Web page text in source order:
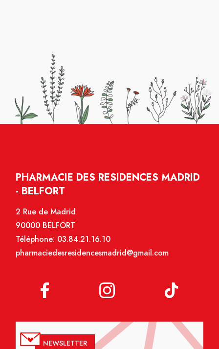
PHARMACIE DES RESIDENCES MADRID
- BELFORT
2 Rue de Madrid
90000 BELFORT
Téléphone: 03.84.21.16.10
pharmaciedesresidencesmadrid@gmail.com
NEWSLETTER